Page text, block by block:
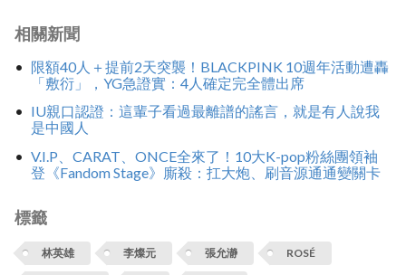
相關新聞
限額40人＋提前2天突襲！BLACKPINK 10週年活動遭轟
「敷衍」，YG急證實：4人確定完全體出席
IU親口認證：這輩子看過最離譜的謠言，就是有人說我
是中國人
V.I.P、CARAT、ONCE全來了！10大K-pop粉絲團領袖
登《Fandom Stage》廝殺：扛大炮、刷音源通通變關卡
標籤
林英雄 李燦元 張允瀞 ROSÉ